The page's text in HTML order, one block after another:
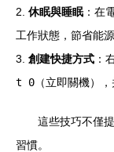
2. 休眠與睡眠 ：在
工作狀態，節省能源
3. 創建快捷方式 ：
t 0 （立即關機）
這些技巧不僅
習慣。